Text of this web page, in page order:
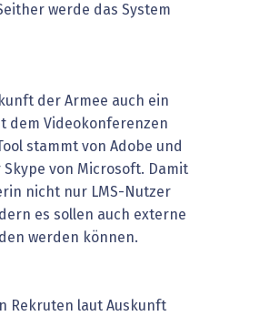
werde das System
der Armee auch ein
dem Videokonferenzen
stammt von Adobe und
von Microsoft. Damit
nicht nur LMS-Nutzer
es sollen auch externe
werden können.
Rekruten laut Auskunft